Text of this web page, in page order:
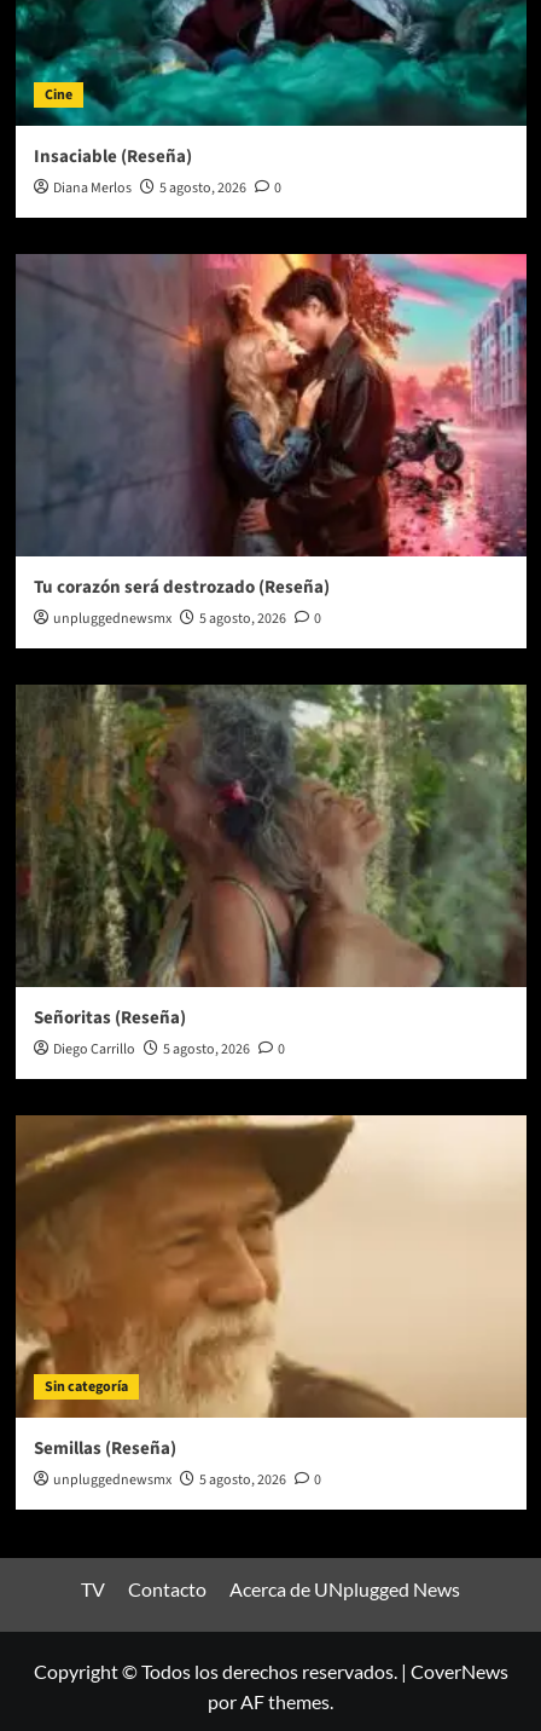
Cine
Insaciable (Reseña)
Diana Merlos 5 agosto, 2026 0
Tu corazón será destrozado (Reseña)
unpluggednewsmx 5 agosto, 2026 0
Señoritas (Reseña)
Diego Carrillo 5 agosto, 2026 0
Sin categoría
Semillas (Reseña)
unpluggednewsmx 5 agosto, 2026 0
TV Contacto Acerca de UNplugged News
Copyright © Todos los derechos reservados. | CoverNews
por AF themes.